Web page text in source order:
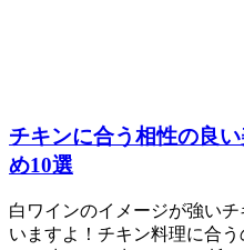
チキンに合う相性の良
め10選
白ワインのイメージが強い
いますよ！チキン料理に合